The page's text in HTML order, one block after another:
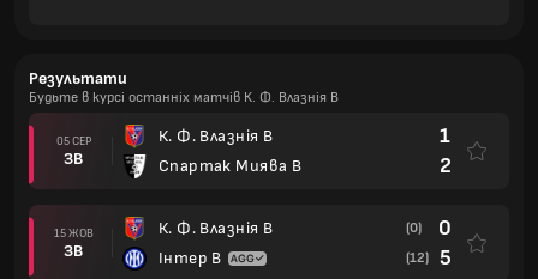
Результати
Будьте в курсі останніх матчів К. Ф. Влазнія В
05 СЕР
ЗВ
К. Ф. Влазнія В
Спартак Миява В
1
2
15 ЖОВ
ЗВ
К. Ф. Влазнія В
Інтер В
(0) 0
(12) 5